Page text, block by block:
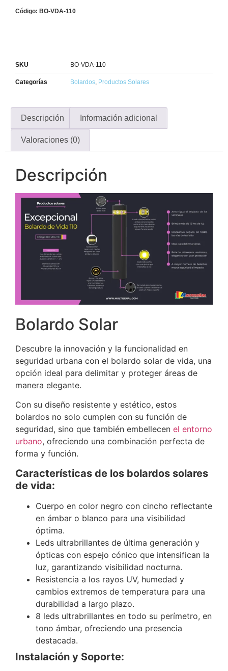
Código: BO-VDA-110
SKU BO-VDA-110
Categorías Bolardos Productos Solares
Descripción Información adicional
Valoraciones (0)
Descripción
Bolardo Solar
Descubre la innovación y la funcionalidad en
seguridad urbana con el bolardo solar de vida, una
opción ideal para delimitar y proteger áreas de
manera elegante.
Con su diseño resistente y estético, estos
bolardos no solo cumplen con su función de
seguridad, sino que también embellecen el entorno
urbano, ofreciendo una combinación perfecta de
forma y función.
Características de los bolardos solares
de vida:
Cuerpo en color negro con cincho reflectante
en ámbar o blanco para una visibilidad
óptima.
Leds ultrabrillantes de última generación y
ópticas con espejo cónico que intensifican la
luz, garantizando visibilidad nocturna.
Resistencia a los rayos UV, humedad y
cambios extremos de temperatura para una
durabilidad a largo plazo.
8 leds ultrabrillantes en todo su perímetro, en
tono ámbar, ofreciendo una presencia
destacada.
Instalación y Soporte: